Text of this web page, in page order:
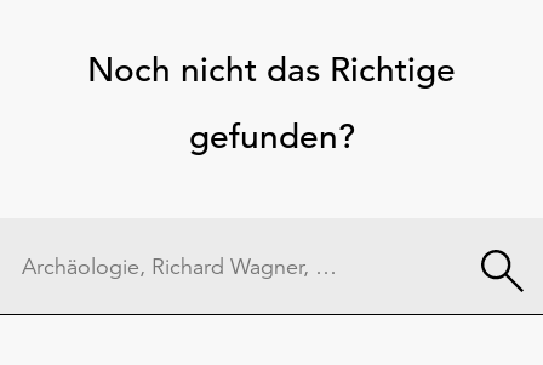
Noch nicht das Richtige
gefunden?